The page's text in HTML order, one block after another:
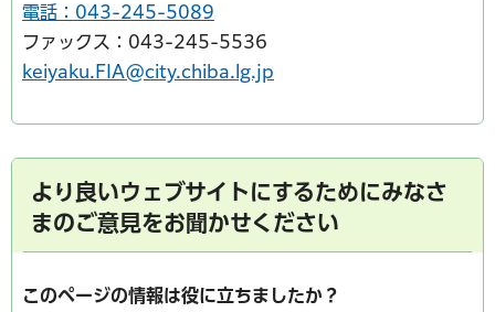
電話：043-245-5089
ファックス：043-245-5536
keiyaku.FIA@city.chiba.lg.jp
より良いウェブサイトにするためにみなさ
まのご意見をお聞かせください
このページの情報は役に立ちましたか？